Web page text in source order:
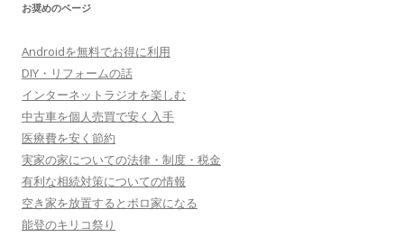
お奨めのページ
Androidを無料でお得に利用
DIY・リフォームの話
インターネットラジオを楽しむ
中古車を個人売買で安く入手
医療費を安く節約
実家の家についての法律・制度・税金
有利な相続対策についての情報
空き家を放置するとボロ家になる
能登のキリコ祭り